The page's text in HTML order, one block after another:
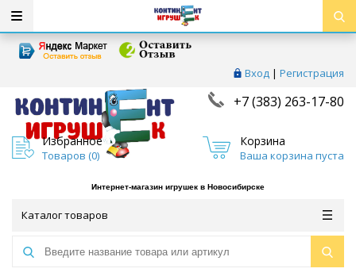
Вход | Регистрация
+7 (383) 263-17-80
Избранное
Товаров (0)
Корзина
Ваша корзина пуста
Интернет-магазин игрушек в Новосибирске
Каталог товаров